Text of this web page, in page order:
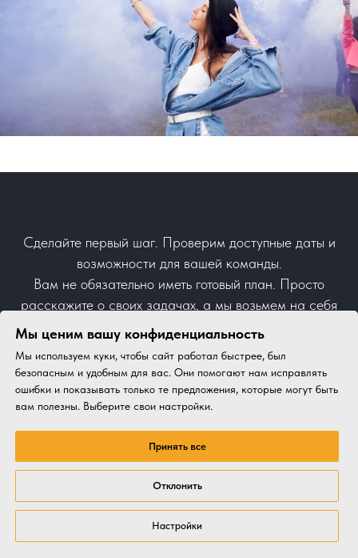
Услуга Концепты Кейсы Клиенты Отзывы
Мы ценим вашу конфиденциальность
Мы используем куки, чтобы сайт работал быстрее, был
безопасным и удобным для вас. Они помогают нам исправлять
ошибки и показывать только те предложения, которые могут быть
вам полезны. Выберите свои настройки.
Принять все
Отклонить
Настройки
Сделайте первый шаг. Проверим доступные даты и
возможности для вашей команды.
Вам не обязательно иметь готовый план. Просто
расскажите о своих задачах, а мы возьмем на себя
весь остальной процесс.
НАЧАТЬ СОТРУДНИЧЕСТВО